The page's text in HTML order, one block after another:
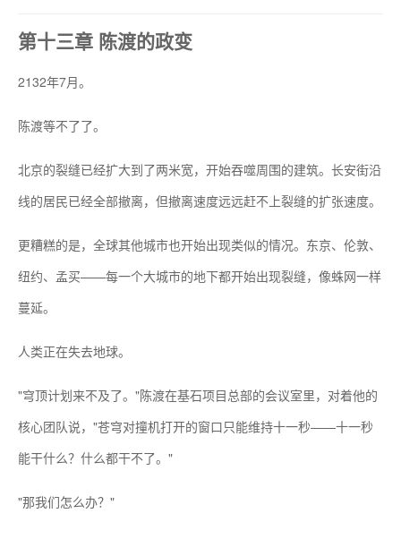
第十三章 陈渡的政变
2132年7月。
陈渡等不了了。
北京的裂缝已经扩大到了两米宽，开始吞噬周围的建筑。长安街沿
线的居民已经全部撤离，但撤离速度远远赶不上裂缝的扩张速度。
更糟糕的是，全球其他城市也开始出现类似的情况。东京、伦敦、
纽约、孟买——每一个大城市的地下都开始出现裂缝，像蛛网一样
蔓延。
人类正在失去地球。
"穹顶计划来不及了。"陈渡在基石项目总部的会议室里，对着他的
核心团队说，"苍穹对撞机打开的窗口只能维持十一秒——十一秒
能干什么？什么都干不了。"
"那我们怎么办？"